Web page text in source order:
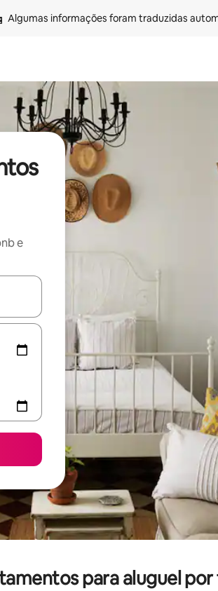
Algumas informações foram traduzidas
e
explore-os usando as seta para cima e para
para aluguel